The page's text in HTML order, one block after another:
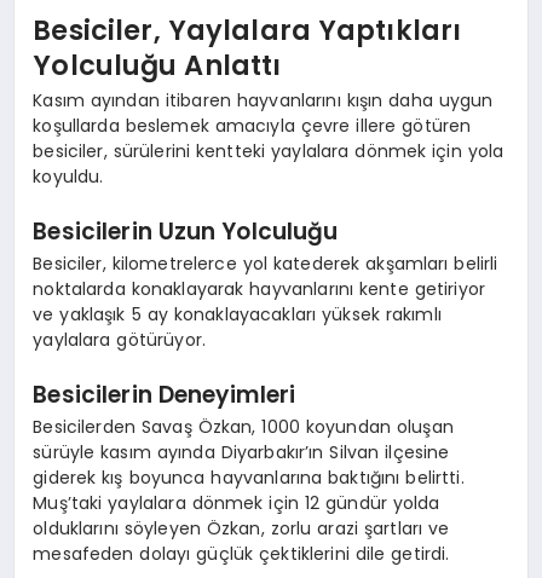
Besiciler, Yaylalara Yaptıkları
Yolculuğu Anlattı
Kasım ayından itibaren hayvanlarını kışın daha uygun
koşullarda beslemek amacıyla çevre illere götüren
besiciler, sürülerini kentteki yaylalara dönmek için yola
koyuldu.
Besicilerin Uzun Yolculuğu
Besiciler, kilometrelerce yol katederek akşamları belirli
noktalarda konaklayarak hayvanlarını kente getiriyor
ve yaklaşık 5 ay konaklayacakları yüksek rakımlı
yaylalara götürüyor.
Besicilerin Deneyimleri
Besicilerden Savaş Özkan, 1000 koyundan oluşan
sürüyle kasım ayında Diyarbakır’ın Silvan ilçesine
giderek kış boyunca hayvanlarına baktığını belirtti.
Muş’taki yaylalara dönmek için 12 gündür yolda
olduklarını söyleyen Özkan, zorlu arazi şartları ve
mesafeden dolayı güçlük çektiklerini dile getirdi.